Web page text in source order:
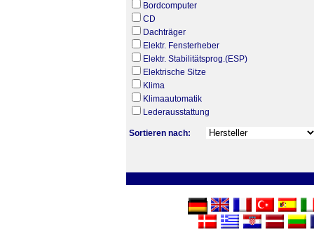
Bordcomputer
CD
Dachträger
Elektr. Fensterheber
Elektr. Stabilitätsprog.(ESP)
Elektrische Sitze
Klima
Klimaautomatik
Lederausstattung
Sortieren nach: